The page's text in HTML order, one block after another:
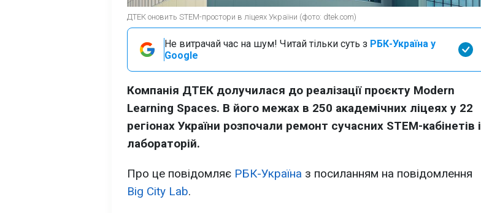
ДТЕК оновить STEM-простори в ліцеях України (фото: dtek.com)
Не витрачай час на шум! Читай тільки суть з РБК-Україна у
Google
Компанія ДТЕК долучилася до реалізації проєкту Modern
Learning Spaces. В його межах в 250 академічних ліцеях у 22
регіонах України розпочали ремонт сучасних STEM-кабінетів і
лабораторій.
Про це повідомляє РБК-Україна з посиланням на повідомлення
Big City Lab.